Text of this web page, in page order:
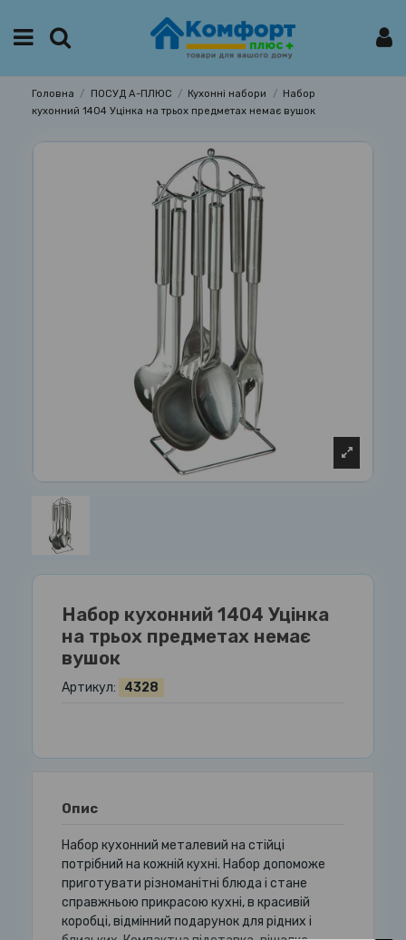
Головна ПОСУД А-ПЛЮС Кухонні набори
Набор
кухонний 1404 Уцінка на трьох предметах немає вушок
Набор кухонний 1404 Уцінка
на трьох предметах немає
вушок
Артикул: 4328
Опис
Набор кухонний металевий на стійці
потрібний на кожній кухні. Набор допоможе
приготувати різноманітні блюда і стане
справжньою прикрасою кухні, в красивій
коробці, відмінний подарунок для рідних і